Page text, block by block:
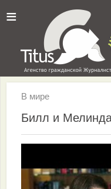
≡
В мире
Билл и